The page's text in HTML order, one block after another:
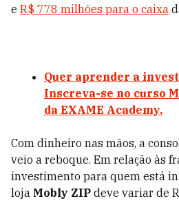
e R$ 778 milhões para o caixa
Quer aprender a
Inscreva-se no curso
da EXAME Academy.
Com dinheiro nas mãos, a
veio a reboque. Em relação às
investimento para quem está
loja Mobly ZIP deve variar de